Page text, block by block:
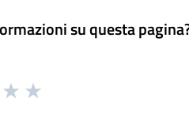
su questa